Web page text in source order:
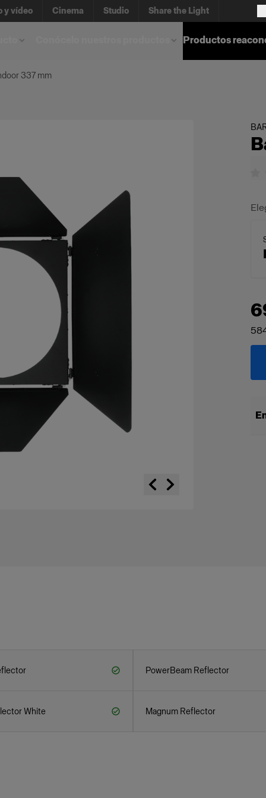
y vídeo Cinema Studio Share the Light
Productos
337 mm
PowerBeam Reflector
White Magnum Reflector